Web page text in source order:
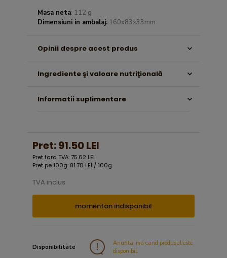
Masa neta: 112 g
Dimensiuni in ambalaj: 160x83x33mm
Opinii despre acest produs
Ingrediente şi valoare nutriţională
Informatii suplimentare
Pret:91.50 LEI
Pret fara TVA: 75.62 LEI
Pret pe 100g: 81.70 LEI / 100g
TVA inclus
momentan indisponibil
Disponibilitate
Anunta-ma cand produsul este
disponibil.